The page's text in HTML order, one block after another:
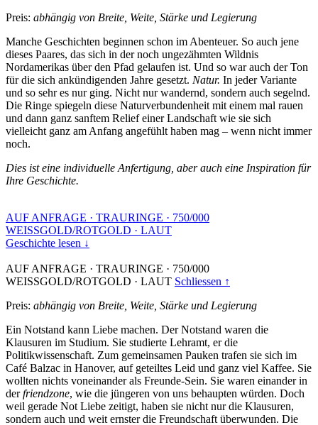
Preis: abhängig von Breite, Weite, Stärke und Legierung
Manche Geschichten beginnen schon im Abenteuer. So auch jene
dieses Paares, das sich in der noch ungezähmten Wildnis
Nordamerikas über den Pfad gelaufen ist. Und so war auch der Ton
für die sich ankündigenden Jahre gesetzt. Natur. In jeder Variante
und so sehr es nur ging. Nicht nur wandernd, sondern auch segelnd.
Die Ringe spiegeln diese Naturverbundenheit mit einem mal rauen
und dann ganz sanftem Relief einer Landschaft wie sie sich
vielleicht ganz am Anfang angefühlt haben mag – wenn nicht immer
noch.
Dies ist eine individuelle Anfertigung, aber auch eine Inspiration für
Ihre Geschichte.
AUF ANFRAGE · TRAURINGE · 750/000
WEISSGOLD/ROTGOLD · LAUT
Geschichte lesen ↓
AUF ANFRAGE · TRAURINGE · 750/000
WEISSGOLD/ROTGOLD · LAUT Schliessen ↑
Preis: abhängig von Breite, Weite, Stärke und Legierung
Ein Notstand kann Liebe machen. Der Notstand waren die
Klausuren im Studium. Sie studierte Lehramt, er die
Politikwissenschaft. Zum gemeinsamen Pauken trafen sie sich im
Café Balzac in Hanover, auf geteiltes Leid und ganz viel Kaffee. Sie
wollten nichts voneinander als Freunde-Sein. Sie waren einander in
derfriendzone, wie die jüngeren von uns behaupten würden. Doch
weil gerade Not Liebe zeitigt, haben sie nicht nur die Klausuren,
sondern auch und weit ernster die Freundschaft überwunden. Die